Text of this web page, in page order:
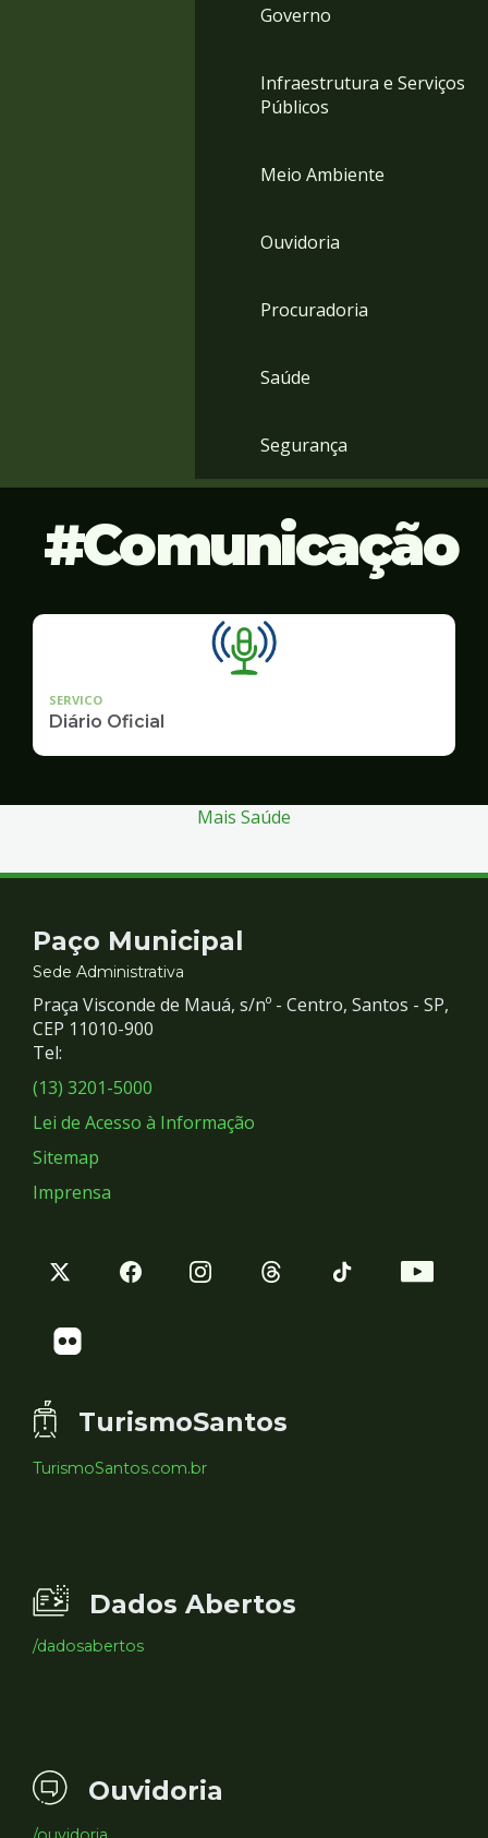
Governo
Infraestrutura e Serviços
Públicos
Meio Ambiente
Ouvidoria
Procuradoria
Saúde
Segurança
Comunicação
SERVICO
Diário Oficial
Mais Saúde
Contato
e
Redes
Sociais
Paço Municipal
Sede Administrativa
Praça Visconde de Mauá, s/nº - Centro, Santos - SP,
CEP 11010-900
Tel:
(13) 3201-5000
Lei de Acesso à Informação
Sitemap
Imprensa
TurismoSantos
TurismoSantos.com.br
Dados Abertos
/dadosabertos
Ouvidoria